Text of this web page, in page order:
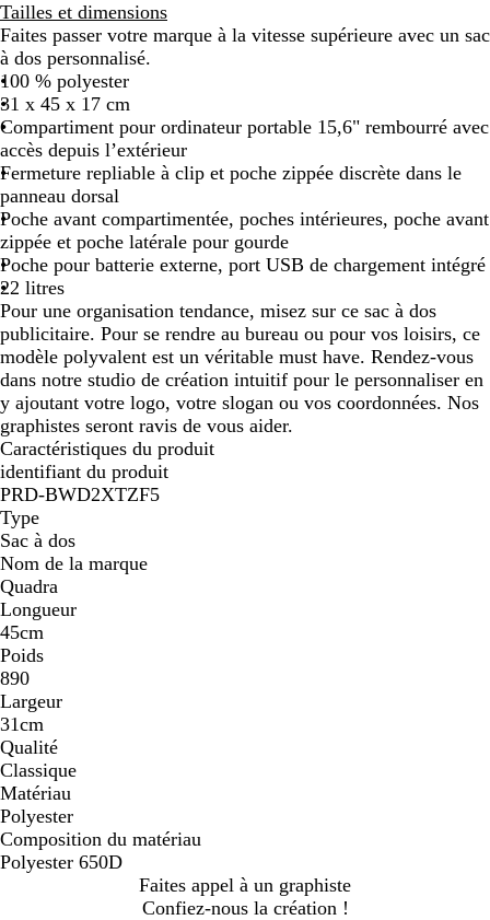
i
r
a
n
i
t
e
m
a
r
b
r
é
Tailles et dimensions
Faites passer votre marque à la vitesse supérieure avec un sac
à dos personnalisé.
100 % polyester
31 x 45 x 17 cm
Compartiment pour ordinateur portable 15,6" rembourré avec
accès depuis l’extérieur
Fermeture repliable à clip et poche zippée discrète dans le
panneau dorsal
Poche avant compartimentée, poches intérieures, poche avant
zippée et poche latérale pour gourde
Poche pour batterie externe, port USB de chargement intégré
22 litres
Pour une organisation tendance, misez sur ce sac à dos
publicitaire. Pour se rendre au bureau ou pour vos loisirs, ce
modèle polyvalent est un véritable must have. Rendez-vous
dans notre studio de création intuitif pour le personnaliser en
y ajoutant votre logo, votre slogan ou vos coordonnées. Nos
graphistes seront ravis de vous aider.
Caractéristiques du produit
identifiant du produit
PRD-BWD2XTZF5
Type
Sac à dos
Nom de la marque
Quadra
Longueur
45cm
Poids
890
Largeur
31cm
Qualité
Classique
Matériau
Polyester
Composition du matériau
Polyester 650D
Faites appel à un graphiste
Confiez-nous la création !